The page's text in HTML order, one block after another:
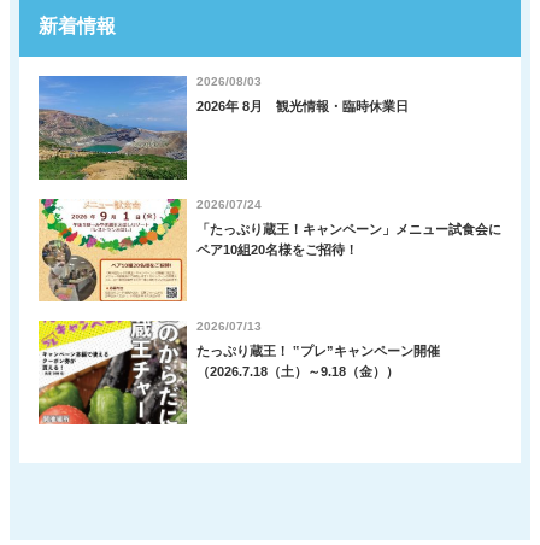
新着情報
2026/08/03
2026年 8月 観光情報・臨時休業日
2026/07/24
「たっぷり蔵王！キャンペーン」メニュー試食会に
ペア10組20名様をご招待！
2026/07/13
たっぷり蔵王！ ‟プレ”キャンペーン開催
（2026.7.18（土）～9.18（金））